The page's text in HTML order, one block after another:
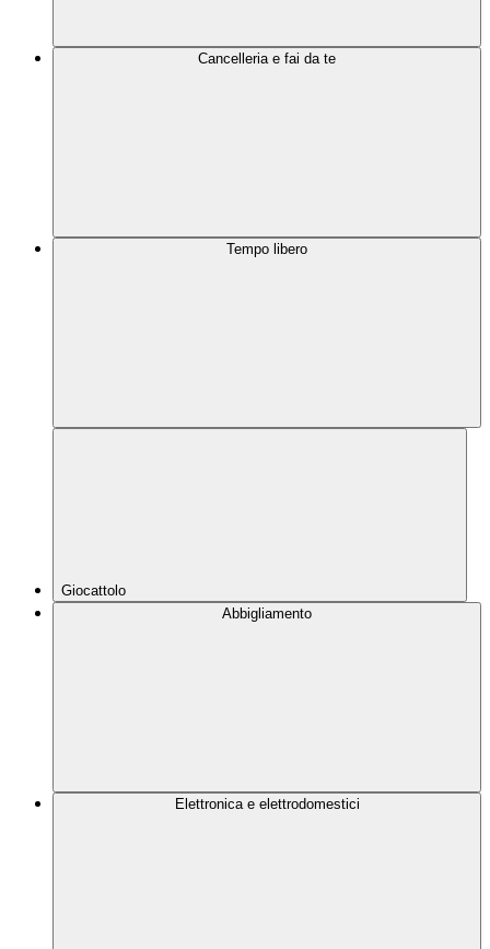
Cancelleria e fai da te
Tempo libero
Giocattolo
Abbigliamento
Elettronica e elettrodomestici